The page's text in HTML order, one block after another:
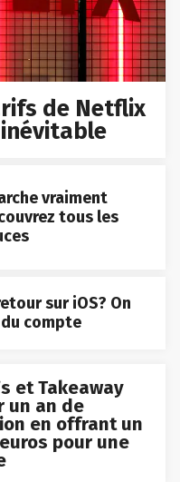
de Netflix
vraiment
tous les
sur iOS? On
compte
et Takeaway
un an de
en offrant un
pour une